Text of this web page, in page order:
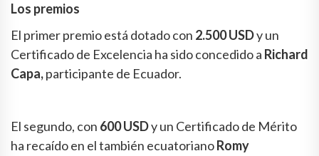
Los premios
El primer premio está dotado con 2.500 USDy un
Certificado de Excelencia ha sido concedido a Richard
Capa,participante de Ecuador.
El segundo, con 600 USDy un Certificado de Mérito
ha recaído en el también ecuatorianoRomy